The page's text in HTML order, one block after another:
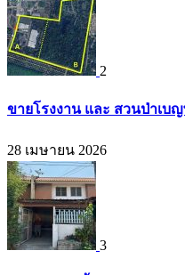
2
ขายโรงงาน และ สวนป่าเบญ
28 เมษายน 2026
3